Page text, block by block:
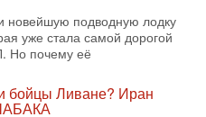
бойцы Ливане? Иран
Тамар, офицер
военный историк.
Арье.